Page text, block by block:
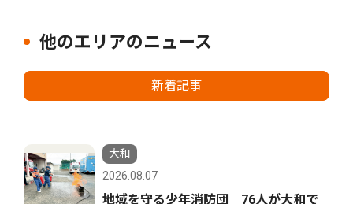
他のエリアのニュース
新着記事
大和
2026.08.07
地域を守る少年消防団 76人が大和で